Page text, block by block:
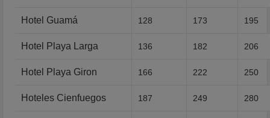
Hotel Guamá 128 173 195
Hotel Playa Larga 136 182 206
Hotel Playa Giron 166 222 250
Hoteles Cienfuegos 187 249 280